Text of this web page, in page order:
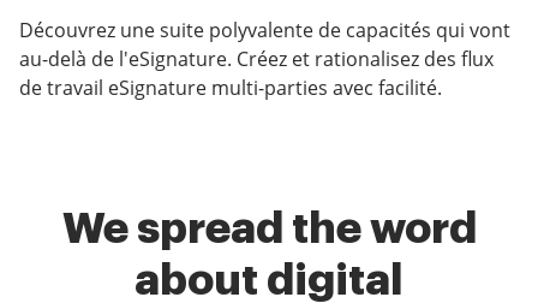
Découvrez une suite polyvalente de capacités qui vont
au-delà de l'eSignature. Créez et rationalisez des flux
de travail eSignature multi-parties avec facilité.
We spread the word
about digital